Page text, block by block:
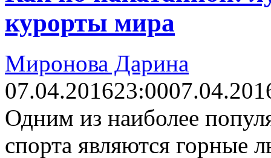
курорты мира
Миронова Дарина
07.04.201623:00
Одним из наиболее
спорта являются